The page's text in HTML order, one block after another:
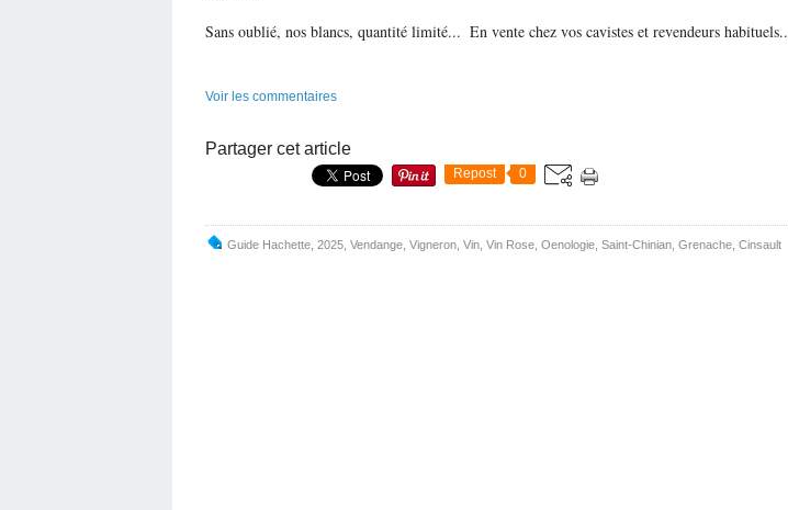
Sans oublié, nos blancs, quantité limité... En vente chez vos cavistes et revendeurs habituels..
Voir les commentaires
Partager cet article
Repost 0
Guide Hachette 2025 Vendange Vigneron Vin Vin Rose Oenologie Saint-Chinian Grenache Cinsault